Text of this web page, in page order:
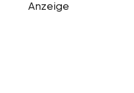
Anzeige